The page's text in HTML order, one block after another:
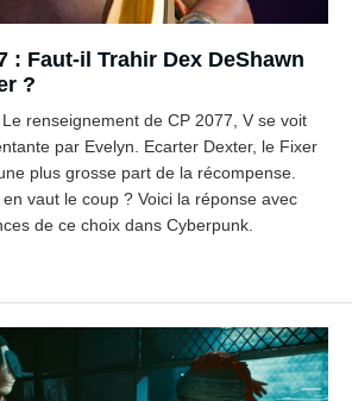
: Faut-il Trahir Dex DeShawn
?
renseignement de CP 2077, V se voit
par Evelyn. Ecarter Dexter, le Fixer
plus grosse part de la récompense.
vaut le coup ? Voici la réponse avec
de ce choix dans Cyberpunk.